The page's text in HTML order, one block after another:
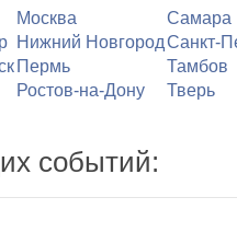
Москва Самара
Нижний НовгородСанкт-
Пермь Тамбов
Ростов-на-Дону Тверь
событий: